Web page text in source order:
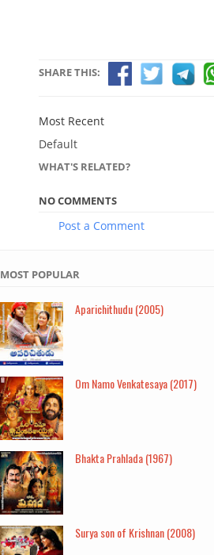
SHARE THIS:
Most Recent
Default
WHAT'S RELATED?
NO COMMENTS
Post a Comment
MOST POPULAR
Aparichithudu (2005)
Om Namo Venkatesaya (2017)
Bhakta Prahlada (1967)
Surya son of Krishnan (2008)